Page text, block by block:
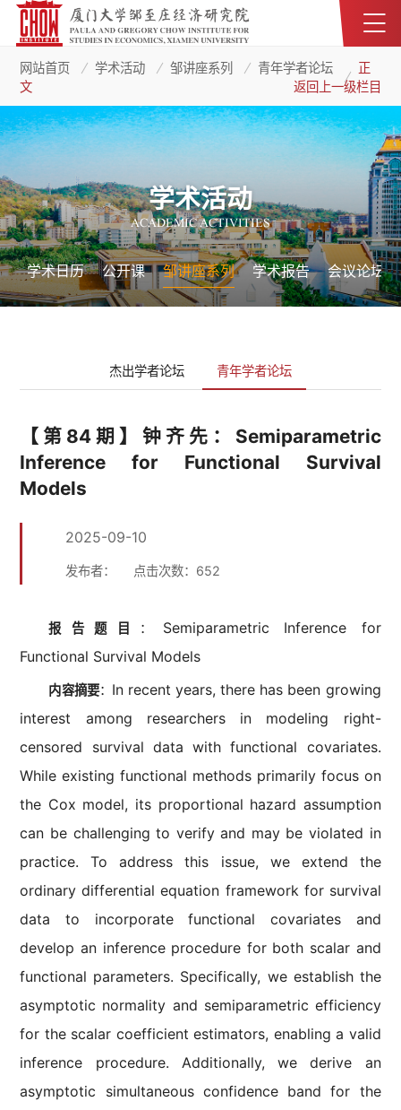
网站首页 学术活动 邹讲座系列 青年学者论坛
正
文
返回上一级栏目
学术活动
ACADEMIC ACTIVITIES
学术日历 公开课 邹讲座系列 学术报告 会议论坛
杰出学者论坛 青年学者论坛
【第84期】钟齐先：Semiparametric
Inference for Functional Survival
Models
2025-09-10
发布者： 点击次数： 652
报告题目 ： Semiparametric Inference for
Functional Survival Models
内容摘要： In recent years, there has been growing
interest among researchers in modeling right-
censored survival data with functional covariates.
While existing functional methods primarily focus on
the Cox model, its proportional hazard assumption
can be challenging to verify and may be violated in
practice. To address this issue, we extend the
ordinary differential equation framework for survival
data to incorporate functional covariates and
develop an inference procedure for both scalar and
functional parameters. Specifically, we establish the
asymptotic normality and semiparametric efficiency
for the scalar coefficient estimators, enabling a valid
inference procedure. Additionally, we derive an
asymptotic simultaneous confidence band for the